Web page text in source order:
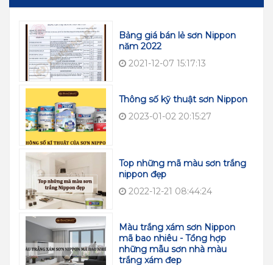
Bảng giá bán lẻ sơn Nippon
năm 2022
2021-12-07 15:17:13
Thông số kỹ thuật sơn Nippon
2023-01-02 20:15:27
Top những mã màu sơn trắng
nippon đẹp
2022-12-21 08:44:24
Màu trắng xám sơn Nippon
mã bao nhiêu - Tổng hợp
những mẫu sơn nhà màu
trắng xám đep